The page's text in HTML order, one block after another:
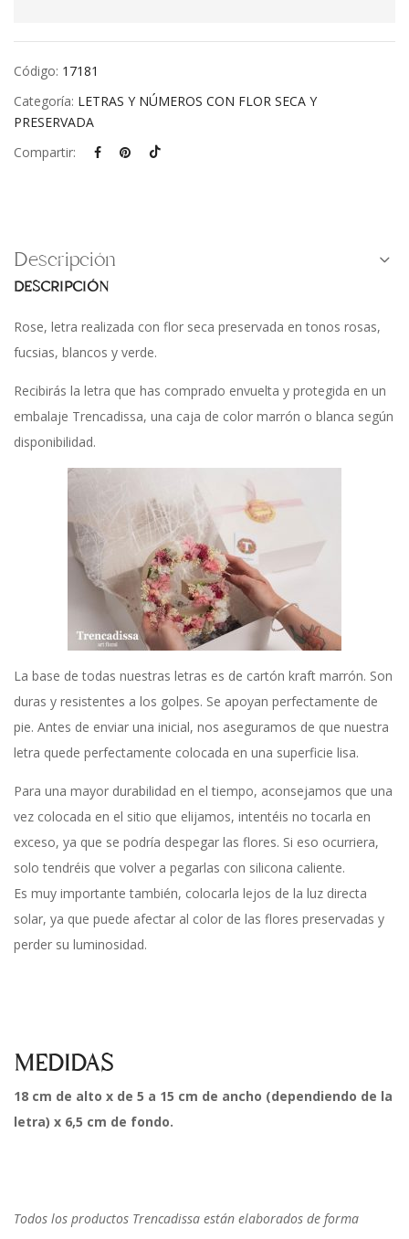
Código: 17181
Categoría: LETRAS Y NÚMEROS CON FLOR SECA Y
PRESERVADA
Compartir:
Descripción
DESCRIPCIÓN
Rose, letra realizada con flor seca preservada en tonos rosas,
fucsias, blancos y verde.
Recibirás la letra que has comprado envuelta y protegida en un
embalaje Trencadissa, una caja de color marrón o blanca según
disponibilidad.
La base de todas nuestras letras es de cartón kraft marrón. Son
duras y resistentes a los golpes. Se apoyan perfectamente de
pie. Antes de enviar una inicial, nos aseguramos de que nuestra
letra quede perfectamente colocada en una superficie lisa.
Para una mayor durabilidad en el tiempo, aconsejamos que una
vez colocada en el sitio que elijamos, intentéis no tocarla en
exceso, ya que se podría despegar las flores. Si eso ocurriera,
solo tendréis que volver a pegarlas con silicona caliente.
Es muy importante también, colocarla lejos de la luz directa
solar, ya que puede afectar al color de las flores preservadas y
perder su luminosidad.
MEDIDAS
18 cm de alto x de 5 a 15 cm de ancho (dependiendo de la
letra) x 6,5 cm de fondo.
Todos los productos Trencadissa están elaborados de forma